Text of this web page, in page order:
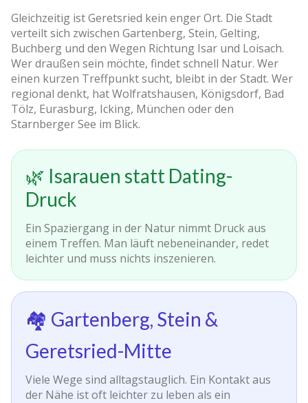
Gleichzeitig ist Geretsried kein enger Ort. Die Stadt
verteilt sich zwischen Gartenberg, Stein, Gelting,
Buchberg und den Wegen Richtung Isar und Loisach.
Wer draußen sein möchte, findet schnell Natur. Wer
einen kurzen Treffpunkt sucht, bleibt in der Stadt. Wer
regional denkt, hat Wolfratshausen, Königsdorf, Bad
Tölz, Eurasburg, Icking, München oder den
Starnberger See im Blick.
🌿 Isarauen statt Dating-
Druck
Ein Spaziergang in der Natur nimmt Druck aus
einem Treffen. Man läuft nebeneinander, redet
leichter und muss nichts inszenieren.
🏘️ Gartenberg, Stein &
Geretsried-Mitte
Viele Wege sind alltagstauglich. Ein Kontakt aus
der Nähe ist oft leichter zu leben als ein